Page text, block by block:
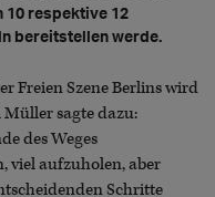
10 respektive 12
bereitstellen werde.
Freien Szene Berlins wird
sagte dazu:
des Weges
viel aufzuholen, aber
Schritte